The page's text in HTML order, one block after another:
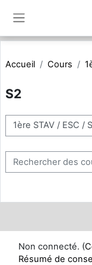
Accueil Cours
S2
Catégories de cours
Rechercher des cours
Non connecté. (
Résumé de